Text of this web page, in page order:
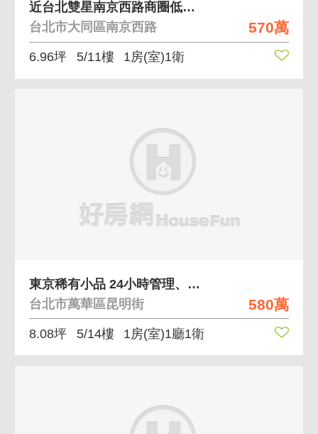
570萬
近台北雙星南京西路商圈低總價電梯小品 低總價自用投
台北市大同區南京西路
6.96坪 5/11樓 1房(室)1衛
580萬
東京稀有小品 24小時管理、代收垃圾、代收包
台北市萬華區昆明街
8.08坪 5/14樓 1房(室)1廳1衛